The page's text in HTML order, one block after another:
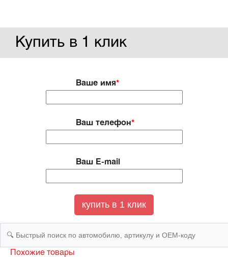
Купить в 1 клик
Ваше имя*
Ваш телефон*
Ваш E-mail
Похожие товары